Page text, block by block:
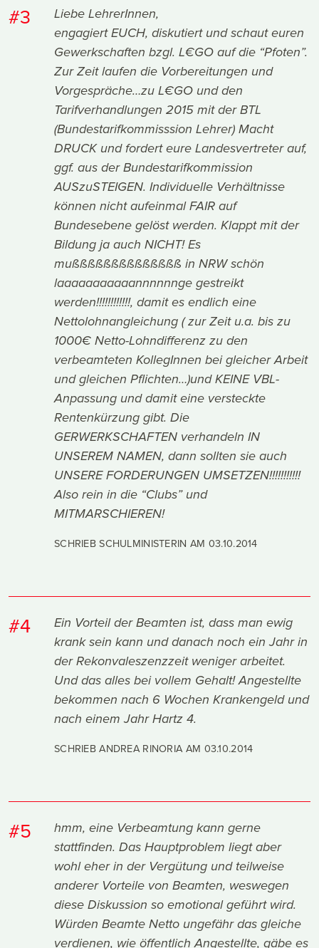
#3
Liebe LehrerInnen,
engagiert EUCH, diskutiert und schaut euren
Gewerkschaften bzgl. L€GO auf die “Pfoten”.
Zur Zeit laufen die Vorbereitungen und
Vorgespräche…zu L€GO und den
Tarifverhandlungen 2015 mit der BTL
(Bundestarifkommisssion Lehrer) Macht
DRUCK und fordert eure Landesvertreter auf,
ggf. aus der Bundestarifkommission
AUSzuSTEIGEN. Individuelle Verhältnisse
können nicht aufeinmal FAIR auf
Bundesebene gelöst werden. Klappt mit der
Bildung ja auch NICHT! Es
mußßßßßßßßßßßßßß in NRW schön
laaaaaaaaaaannnnnnge gestreikt
werden!!!!!!!!!!!!, damit es endlich eine
Nettolohnangleichung ( zur Zeit u.a. bis zu
1000€ Netto-Lohndifferenz zu den
verbeamteten KollegInnen bei gleicher Arbeit
und gleichen Pflichten…)und KEINE VBL-
Anpassung und damit eine versteckte
Rentenkürzung gibt. Die
GERWERKSCHAFTEN verhandeln IN
UNSEREM NAMEN, dann sollten sie auch
UNSERE FORDERUNGEN UMSETZEN!!!!!!!!!!!
Also rein in die “Clubs” und
MITMARSCHIEREN!
SCHRIEB SCHULMINISTERIN AM 03.10.2014
#4
Ein Vorteil der Beamten ist, dass man ewig
krank sein kann und danach noch ein Jahr in
der Rekonvaleszenzzeit weniger arbeitet.
Und das alles bei vollem Gehalt! Angestellte
bekommen nach 6 Wochen Krankengeld und
nach einem Jahr Hartz 4.
SCHRIEB ANDREA RINORIA AM 03.10.2014
#5
hmm, eine Verbeamtung kann gerne
stattfinden. Das Hauptproblem liegt aber
wohl eher in der Vergütung und teilweise
anderer Vorteile von Beamten, weswegen
diese Diskussion so emotional geführt wird.
Würden Beamte Netto ungefähr das gleiche
verdienen, wie öffentlich Angestellte, gäbe es